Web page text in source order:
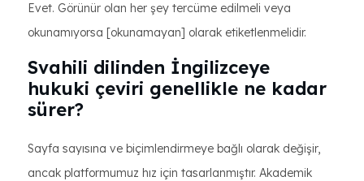
Evet. Görünür olan her şey tercüme edilmeli veya
okunamıyorsa [okunamayan] olarak etiketlenmelidir.
Svahili dilinden İngilizceye
hukuki çeviri genellikle ne kadar
sürer?
Sayfa sayısına ve biçimlendirmeye bağlı olarak değişir,
ancak platformumuz hız için tasarlanmıştır. Akademik